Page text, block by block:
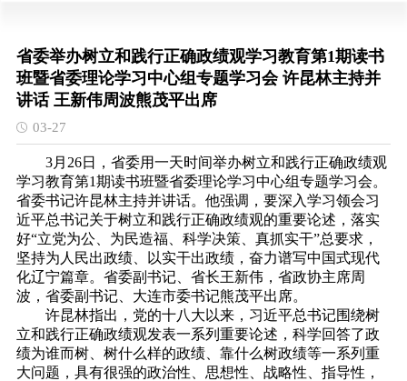
省委举办树立和践行正确政绩观学习教育第1期读书
班暨省委理论学习中心组专题学习会 许昆林主持并
讲话 王新伟周波熊茂平出席
03-27
3月26日，省委用一天时间举办树立和践行正确政绩观
学习教育第1期读书班暨省委理论学习中心组专题学习会。
省委书记许昆林主持并讲话。他强调，要深入学习领会习
近平总书记关于树立和践行正确政绩观的重要论述，落实
好“立党为公、为民造福、科学决策、真抓实干”总要求，
坚持为人民出政绩、以实干出政绩，奋力谱写中国式现代
化辽宁篇章。省委副书记、省长王新伟，省政协主席周
波，省委副书记、大连市委书记熊茂平出席。
许昆林指出，党的十八大以来，习近平总书记围绕树
立和践行正确政绩观发表一系列重要论述，科学回答了政
绩为谁而树、树什么样的政绩、靠什么树政绩等一系列重
大问题，具有很强的政治性、思想性、战略性、指导性，